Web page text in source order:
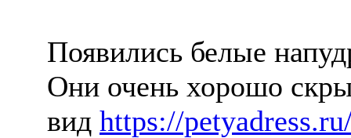
Появились белые
Они очень хорошо
вид https://